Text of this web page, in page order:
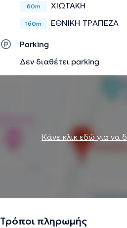
60m ΧΙΩΤΑΚΗ
160m ΕΘΝΙΚΗ ΤΡΑΠΕΖΑ
Parking
Δεν διαθέτει parking
Κάνε κλικ εδώ για να
Τρόποι πληρωμής